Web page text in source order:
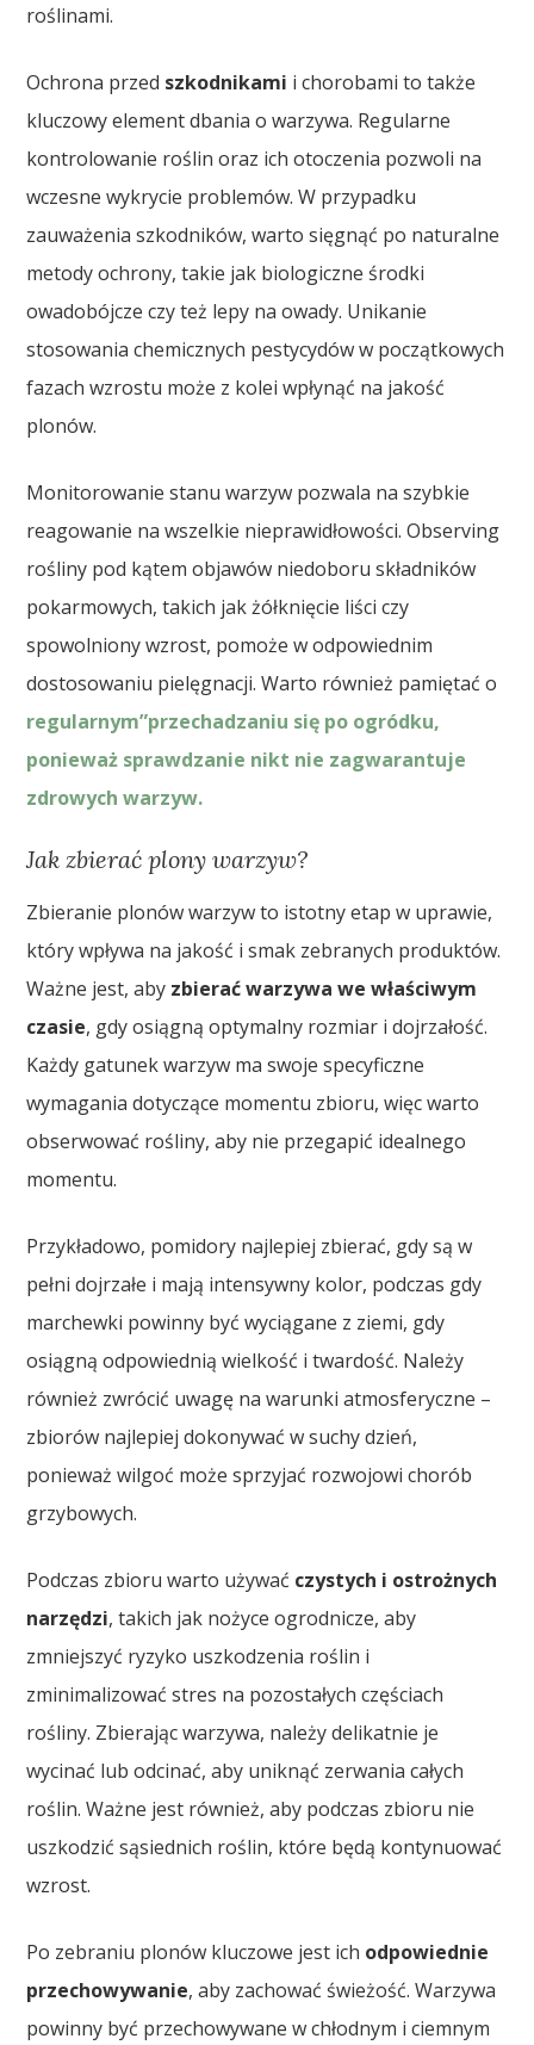
roślinami.
Ochrona przed szkodnikami i chorobami to także
kluczowy element dbania o warzywa. Regularne
kontrolowanie roślin oraz ich otoczenia pozwoli na
wczesne wykrycie problemów. W przypadku
zauważenia szkodników, warto sięgnąć po naturalne
metody ochrony, takie jak biologiczne środki
owadobójcze czy też lepy na owady. Unikanie
stosowania chemicznych pestycydów w początkowych
fazach wzrostu może z kolei wpłynąć na jakość
plonów.
Monitorowanie stanu warzyw pozwala na szybkie
reagowanie na wszelkie nieprawidłowości. Observing
rośliny pod kątem objawów niedoboru składników
pokarmowych, takich jak żółknięcie liści czy
spowolniony wzrost, pomoże w odpowiednim
dostosowaniu pielęgnacji. Warto również pamiętać o
regularnym”przechadzaniu się po ogródku,
ponieważ sprawdzanie nikt nie zagwarantuje
zdrowych warzyw.
Jak zbierać plony warzyw?
Zbieranie plonów warzyw to istotny etap w uprawie,
który wpływa na jakość i smak zebranych produktów.
Ważne jest, aby zbierać warzywa we właściwym
czasie, gdy osiągną optymalny rozmiar i dojrzałość.
Każdy gatunek warzyw ma swoje specyficzne
wymagania dotyczące momentu zbioru, więc warto
obserwować rośliny, aby nie przegapić idealnego
momentu.
Przykładowo, pomidory najlepiej zbierać, gdy są w
pełni dojrzałe i mają intensywny kolor, podczas gdy
marchewki powinny być wyciągane z ziemi, gdy
osiągną odpowiednią wielkość i twardość. Należy
również zwrócić uwagę na warunki atmosferyczne –
zbiorów najlepiej dokonywać w suchy dzień,
ponieważ wilgoć może sprzyjać rozwojowi chorób
grzybowych.
Podczas zbioru warto używać czystych i ostrożnych
narzędzi, takich jak nożyce ogrodnicze, aby
zmniejszyć ryzyko uszkodzenia roślin i
zminimalizować stres na pozostałych częściach
rośliny. Zbierając warzywa, należy delikatnie je
wycinać lub odcinać, aby uniknąć zerwania całych
roślin. Ważne jest również, aby podczas zbioru nie
uszkodzić sąsiednich roślin, które będą kontynuować
wzrost.
Po zebraniu plonów kluczowe jest ich odpowiednie
przechowywanie, aby zachować świeżość. Warzywa
powinny być przechowywane w chłodnym i ciemnym